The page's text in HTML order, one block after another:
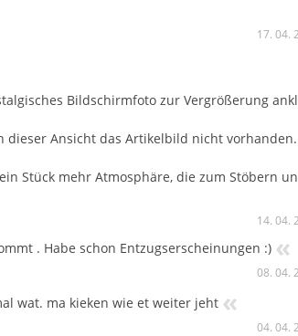
17. 04.
Bildschirmfoto zur Vergrößerung
dieser Ansicht das Artikelbild nicht vorhanden.
Stück mehr Atmosphäre, die zum Stöbern
14. 04.
. Habe schon Entzugserscheinungen :) «
08. 04.
wat. ma kieken wie et weiter jeht «
04. 04.